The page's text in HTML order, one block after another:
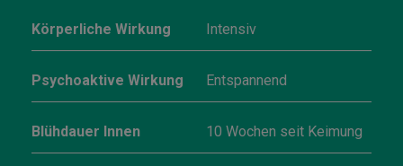
Körperliche Wirkung Intensiv
Psychoaktive Wirkung Entspannend
Blühdauer Innen 10 Wochen seit Keimung